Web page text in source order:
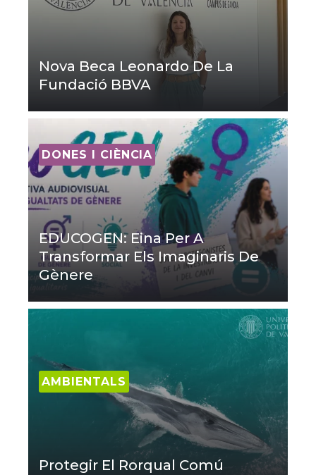
Nova Beca Leonardo De La
Fundació BBVA
DONES I CIÈNCIA
EDUCOGEN: Eina Per A
Transformar Els Imaginaris De
Gènere
AMBIENTALS
Protegir El Rorqual Comú